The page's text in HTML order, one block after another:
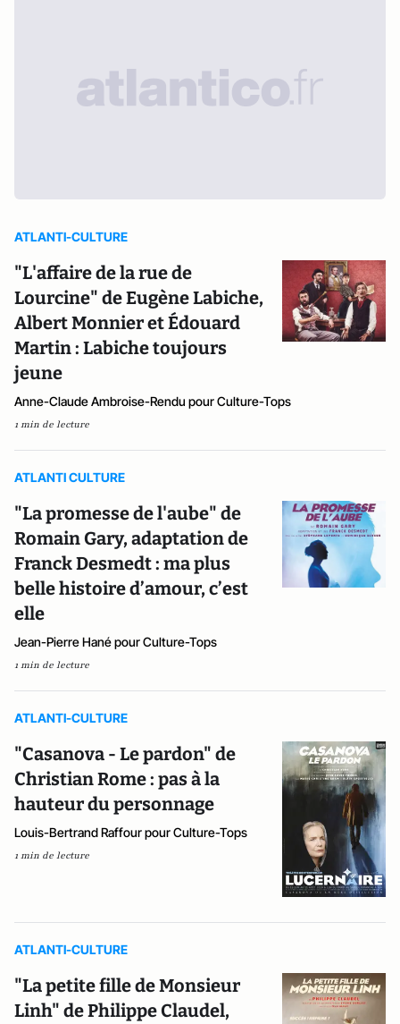
ATLANTI-CULTURE
"L'affaire de la rue de
Lourcine" de Eugène Labiche,
Albert Monnier et Édouard
Martin : Labiche toujours
jeune
Anne-Claude Ambroise-Rendu pour Culture-Tops
1 min de lecture
ATLANTI CULTURE
"La promesse de l'aube" de
Romain Gary, adaptation de
Franck Desmedt : ma plus
belle histoire d’amour, c’est
elle
Jean-Pierre Hané pour Culture-Tops
1 min de lecture
ATLANTI-CULTURE
"Casanova - Le pardon" de
Christian Rome : pas à la
hauteur du personnage
Louis-Bertrand Raffour pour Culture-Tops
1 min de lecture
ATLANTI-CULTURE
"La petite fille de Monsieur
Linh" de Philippe Claudel,